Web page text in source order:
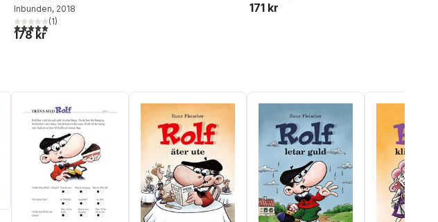
Inbunden, 2018
5,0utav 5 stjärnor. Totalt antal röster:
(1)
178 kr
171 kr